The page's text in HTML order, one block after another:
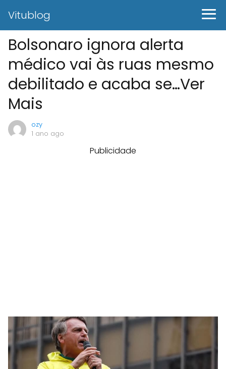
Vitublog
Bolsonaro ignora alerta
médico vai às ruas mesmo
debilitado e acaba se…Ver
Mais
ozy
1 ano ago
Publicidade